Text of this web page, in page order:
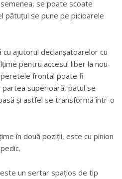
se poate scoate
pătuțul se pune pe picioarele
ajutorul declanșatoarelor cu
pentru accesul liber la nou-
frontal poate fi
superioară, patul se
și astfel se transformă într-o
în două poziții, este cu pinion
un sertar spațios de tip